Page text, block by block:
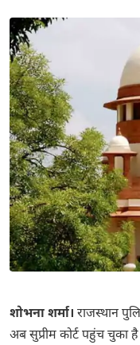
शोभना शर्मा। राजस्थान
अब सुप्रीम कोर्ट पहुंच